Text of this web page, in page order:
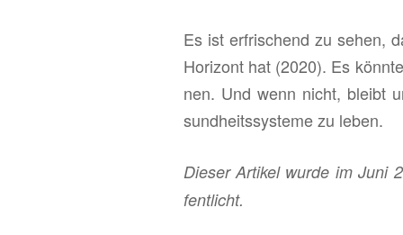
Es ist er­fri­schend zu sehen,
Ho­ri­zont hat (2020). Es
nen. Und wenn nicht, bleibt
sund­heits­sys­te­me zu leben.
Die­ser Ar­ti­kel wurde im Juni
fent­licht.